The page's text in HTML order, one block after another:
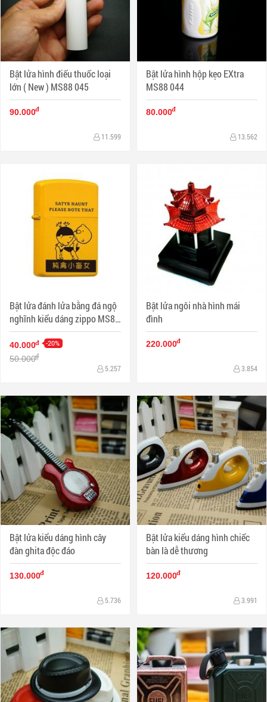
Bật lửa hình điếu thuốc loại
lớn ( New ) MS88 045
90.000đ
11.599
Bật lửa hình hộp kẹo EXtra
MS88 044
80.000đ
13.562
Bật lửa đánh lửa bằng đá ngộ
nghĩnh kiểu dáng zippo MS88
022
40.000đ -20%
50.000đ
5.257
Bật lửa ngôi nhà hình mái
đình
220.000đ
3.854
Bật lửa kiểu dáng hình cây
đàn ghita độc đáo
130.000đ
5.736
Bật lửa kiểu dáng hình chiếc
bàn là dễ thương
120.000đ
3.991